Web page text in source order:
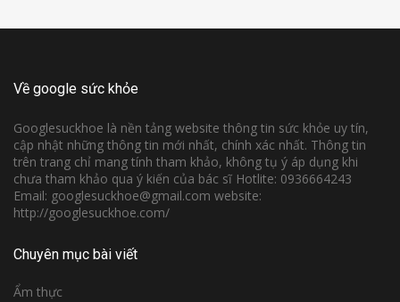
Về google sức khỏe
Googlesuckhoe là nền tảng website thông tin sức khỏe uy tín,
cập nhật những thông tin mới nhất, chính xác nhất. Thông tin
trên trang chỉ mang tính tham khảo, không tụ ý áp dụng khi
chưa tham khảo qua ý kiến của bác sĩ Hotlite: 0936664243
Email: googlesuckhoe@gmail.com website:
http://googlesuckhoe.com/
Chuyên mục bài viết
Ẩm thực